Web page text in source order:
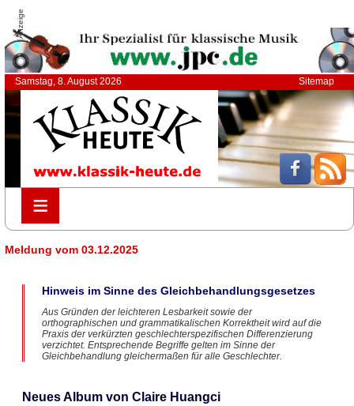
Anzeige
Samstag, 8. August 2026 Sitemap
≡
≡
Meldung vom 03.12.2025
Hinweis im Sinne des Gleichbehandlungsgesetzes
Aus Gründen der leichteren Lesbarkeit sowie der
orthographischen und grammatikalischen Korrektheit wird auf die
Praxis der verkürzten geschlechterspezifischen Differenzierung
verzichtet. Entsprechende Begriffe gelten im Sinne der
Gleichbehandlung gleichermaßen für alle Geschlechter.
Neues Album von Claire Huangci